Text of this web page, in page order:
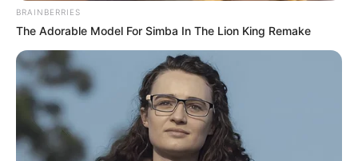
BRAINBERRIES
The Adorable Model For Simba In The Lion King Remake